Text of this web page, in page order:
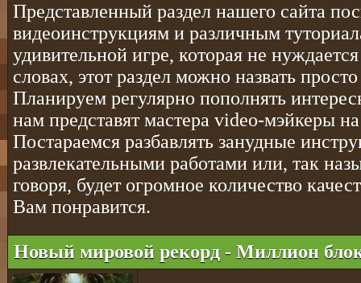
Представленный раздел нашего сайта
видеоинструкциям и различным
удивительной игре, которая не
словах, этот раздел можно назвать
Планируем регулярно пополнять
нам представят мастера video-мэйкеры
Постараемся разбавлять занудные
развлекательными работами или, так
говоря, будет огромное количество
Вам понравится.
Новый мировой рекорд - Миллион